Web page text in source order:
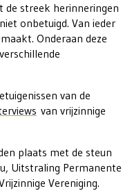
de streek herinneringen
onbetuigd. Van ieder
Onderaan deze
van de
van vrijzinnige
plaats met de steun
Uitstraling Permanente
Vereniging.